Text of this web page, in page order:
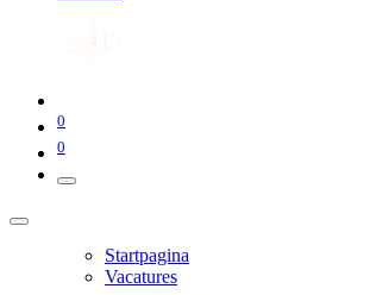
0
0
Startpagina
Vacatures